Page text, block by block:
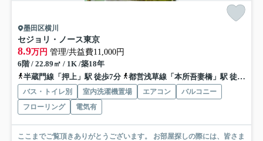
墨田区横川
セジョリ・ノース東京
8.9万円 管理/共益費11,000円
6階 / 22.89㎡ / 1K /築18年
半蔵門線「押上」駅 徒歩7分
都営浅草線「本所吾妻橋」駅 徒歩13分
バス・トイレ別 室内洗濯機置場 エアコン
バルコニー
フローリング
電気有
ここまでご覧頂きありがとうございます。 お部屋探しの際には、皆さま